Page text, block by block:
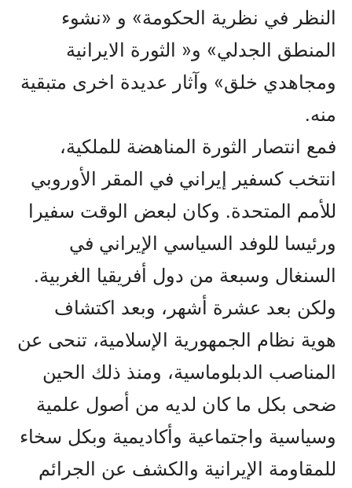
النظر في نظرية الحكومة» و «نشوء
المنطق الجدلي» و« الثورة الايرانية
ومجاهدي خلق» وآثار عديدة اخرى متبقية
منه.
فمع انتصار الثورة المناهضة للملكية،
انتخب كسفير إيراني في المقر الأوروبي
للأمم المتحدة. وكان لبعض الوقت سفيرا
ورئيسا للوفد السياسي الإيراني في
السنغال وسبعة من دول أفريقيا الغربية.
ولكن بعد عشرة أشهر، وبعد اكتشاف
هوية نظام الجمهورية الإسلامية، تنحى عن
المناصب الدبلوماسية، ومنذ ذلك الحين
ضحى بكل ما كان لديه من أصول علمية
وسياسية واجتماعية وأكاديمية وبكل سخاء
للمقاومة الإيرانية والكشف عن الجرائم